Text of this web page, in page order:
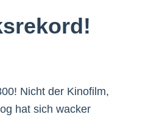
Nicht der Kinofilm,
hat sich wacker